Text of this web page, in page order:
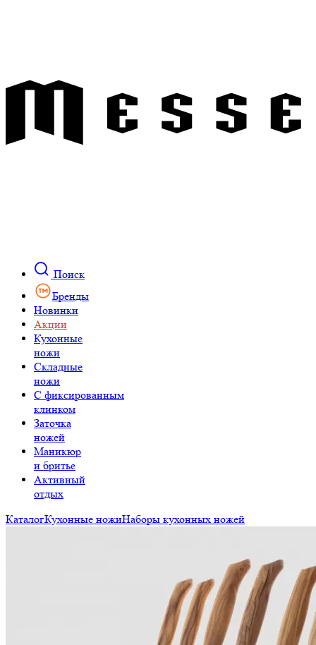
Поиск
Бренды
Новинки
Акции
Кухонные
ножи
Складные
ножи
C фиксированным
клинком
Заточка
ножей
Маникюр
и бритье
Активный
отдых
КаталогКухонные ножиНаборы кухонных ножей